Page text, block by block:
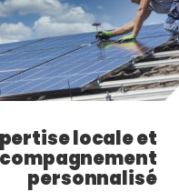
locale et
personnalisé